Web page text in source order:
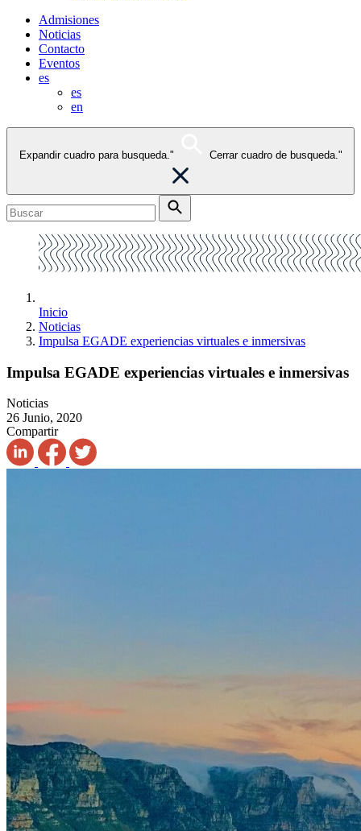
Admisiones
Noticias
Contacto
Eventos
es
es
en
Expandir cuadro para busqueda." Cerrar cuadro de busqueda."
Inicio
Noticias
Impulsa EGADE experiencias virtuales e inmersivas
Impulsa EGADE experiencias virtuales e inmersivas
Noticias
26 Junio, 2020
Compartir